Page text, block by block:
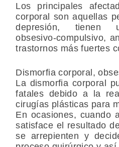
Los principales
corporal son aquellas
depresión, tienen
obsesivo-compulsivo,
trastornos más fuertes
Dismorfia corporal,
La dismorfia corporal
fatales debido a la
cirugías plásticas para
En ocasiones, cuando
satisface el resultado
se arrepienten y